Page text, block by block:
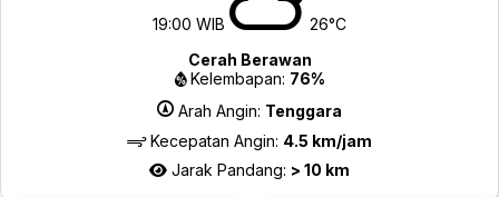
19:00 WIB
26°C
Cerah Berawan
Kelembapan: 76%
Arah Angin: Tenggara
Kecepatan Angin: 4.5 km/jam
Jarak Pandang: > 10 km